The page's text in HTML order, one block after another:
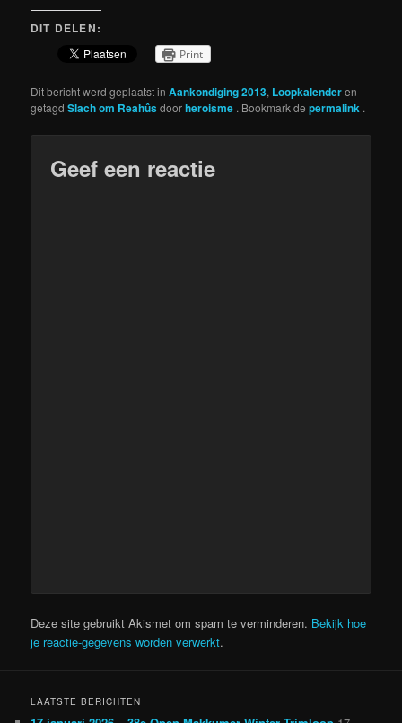
DIT DELEN:
Print
Dit bericht werd geplaatst inAankondiging 2013, Loopkalenderen
getagdSlach om Reahûsdoorheroisme . Bookmark depermalink .
Geef een reactie
Deze site gebruikt Akismet om spam te verminderen. Bekijk hoe
je reactie-gegevens worden verwerkt.
LAATSTE BERICHTEN